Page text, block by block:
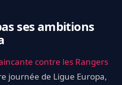
ses ambitions
contre les Rangers
journée de Ligue Europa,